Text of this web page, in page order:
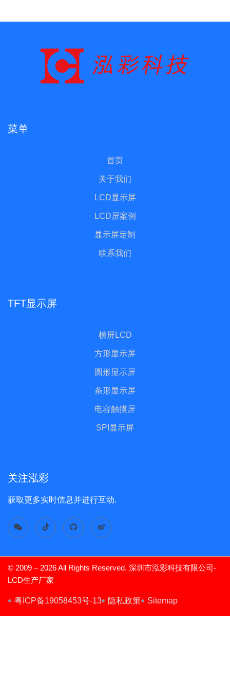
菜单
首页
关于我们
LCD显示屏
LCD屏案例
显示屏定制
联系我们
TFT显示屏
横屏LCD
方形显示屏
圆形显示屏
条形显示屏
电容触摸屏
SPI显示屏
关注泓彩
获取更多实时信息并进行互动.
© 2009 – 2026 All Rights Reserved. 深圳市泓彩科技有限公司-
LCD生产厂家
粤ICP备19058453号-13 隐私政策 Sitemap